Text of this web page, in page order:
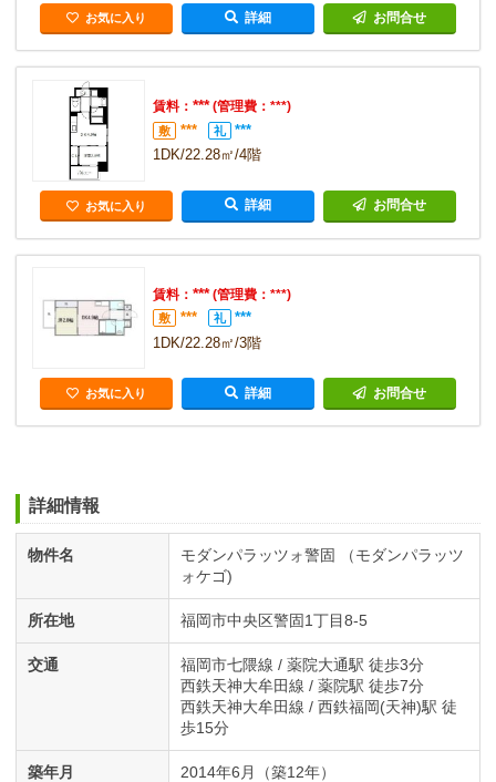
お気に入り 詳細 お問合せ
賃料： ***(管理費：***)
敷 *** 礼
***
1DK/22.28㎡/4階
お気に入り 詳細 お問合せ
賃料： ***(管理費：***)
敷 *** 礼
***
1DK/22.28㎡/3階
お気に入り 詳細 お問合せ
詳細情報
物件名
モダンパラッツォ警固 （モダンパラッツ
ォケゴ)
所在地 福岡市中央区警固1丁目8-5
交通
福岡市七隈線 / 薬院大通駅 徒歩3分
西鉄天神大牟田線 / 薬院駅 徒歩7分
西鉄天神大牟田線 / 西鉄福岡(天神)駅 徒
歩15分
築年月 2014年6月（築12年）